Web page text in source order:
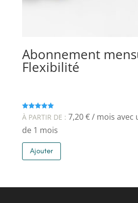
Abonnement
Flexibilité
Note
5.00
sur 5
À PARTIR DE : 7,20€/ mois avec
de 1 mois
Ajouter
Ce
a
variations.